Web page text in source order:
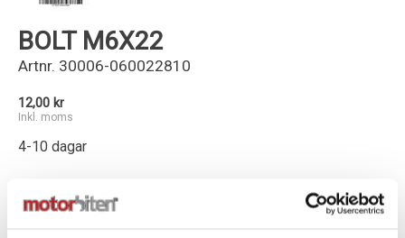
BOLT M6X22
Artnr. 30006-060022810
12,00 kr
Inkl. moms
4-10 dagar
- +